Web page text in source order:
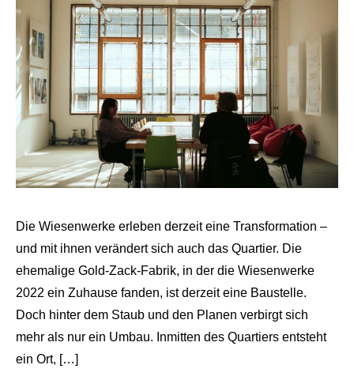
Die Wiesenwerke erleben derzeit eine Transformation –
und mit ihnen verändert sich auch das Quartier. Die
ehemalige Gold-Zack-Fabrik, in der die Wiesenwerke
2022 ein Zuhause fanden, ist derzeit eine Baustelle.
Doch hinter dem Staub und den Planen verbirgt sich
mehr als nur ein Umbau. Inmitten des Quartiers entsteht
ein Ort, […]